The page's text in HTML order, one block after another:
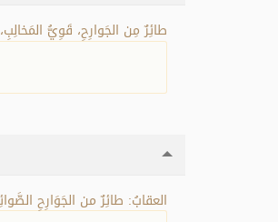
طائِرٌ مِن الجَوارِحِ، قَوِيُّ
العقابُ: طائِرٌ من الجَوَارِحِ